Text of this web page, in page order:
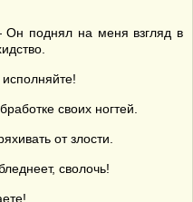
поднял на меня взгляд в
своих ногтей.
от злости.
сволочь!